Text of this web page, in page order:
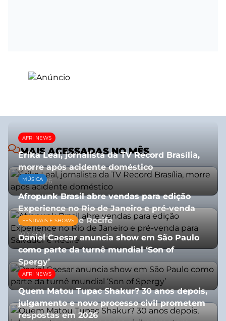
MAIS ACESSADAS NO MÊS
AFRI NEWS
Érika Leal, jornalista da TV Record Brasília,
morre após acidente doméstico
08/07/2026
MÚSICA
Afropunk Brasil abre vendas para edição
Experience no Rio de Janeiro e pré-venda
para Salvador e Recife
03/08/2026
FESTIVAIS E SHOWS
Daniel Caesar anuncia show em São Paulo
como parte da turnê mundial ‘Son of
Spergy’
05/08/2026
AFRI NEWS
Quem Matou Tupac Shakur? 30 anos depois,
julgamento e novo processo civil prometem
respostas em 2026